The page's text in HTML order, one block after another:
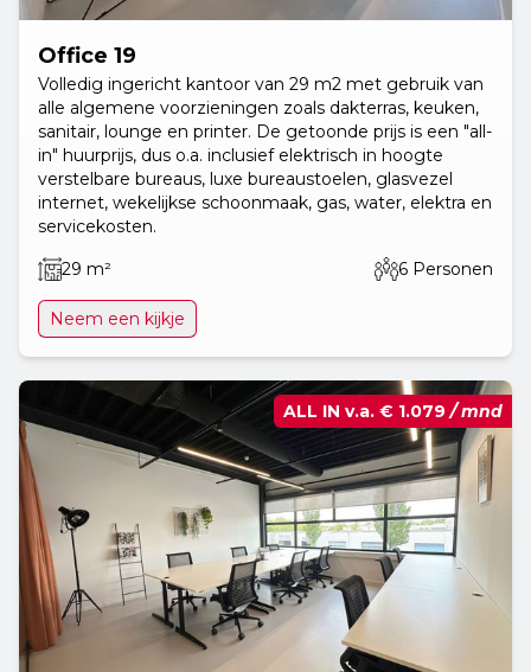
Office 19
Volledig ingericht kantoor van 29 m2 met gebruik van
alle algemene voorzieningen zoals dakterras, keuken,
sanitair, lounge en printer. De getoonde prijs is een "all-
in" huurprijs, dus o.a. inclusief elektrisch in hoogte
verstelbare bureaus, luxe bureaustoelen, glasvezel
internet, wekelijkse schoonmaak, gas, water, elektra en
servicekosten.
29 m²
6 Personen
Neem een kijkje
ALL IN v.a. € 1.079/ mnd